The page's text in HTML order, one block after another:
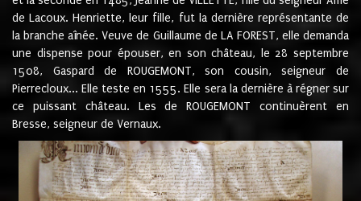
de Lacoux. Henriette, leur fille, fut la dernière représentante de
la branche aînée. Veuve de Guillaume de LA FOREST, elle demanda
une dispense pour épouser, en son château, le 28 septembre
1508, Gaspard de ROUGEMONT, son cousin, seigneur de
Pierrecloux... Elle teste en 1555. Elle sera la dernière à régner sur
ce puissant château. Les de ROUGEMONT continuèrent en
Bresse, seigneur de Vernaux.